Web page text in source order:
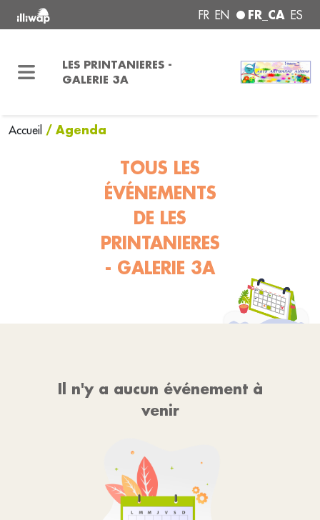
FR EN FR_CA ES
LES PRINTANIERES -
GALERIE 3A
Accueil / Agenda
TOUS LES
ÉVÉNEMENTS
DE LES
PRINTANIERES
- GALERIE 3A
Il n'y a aucun événement à
venir